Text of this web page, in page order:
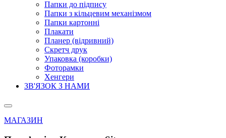
Папки до підпису
Папки з кільцевим механізмом
Папки картонні
Плакати
Планер (відривний)
Скретч друк
Упаковка (коробки)
Фоторамки
Хенгери
ЗВ'ЯЗОК З НАМИ
МАГАЗИН